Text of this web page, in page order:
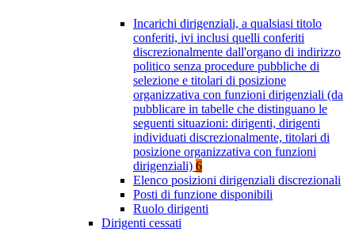
Incarichi dirigenziali, a qualsiasi titolo
conferiti, ivi inclusi quelli conferiti
discrezionalmente dall'organo di indirizzo
politico senza procedure pubbliche di
selezione e titolari di posizione
organizzativa con funzioni dirigenziali (da
pubblicare in tabelle che distinguano le
seguenti situazioni: dirigenti, dirigenti
individuati discrezionalmente, titolari di
posizione organizzativa con funzioni
dirigenziali) 6
Elenco posizioni dirigenziali discrezionali
Posti di funzione disponibili
Ruolo dirigenti
Dirigenti cessati